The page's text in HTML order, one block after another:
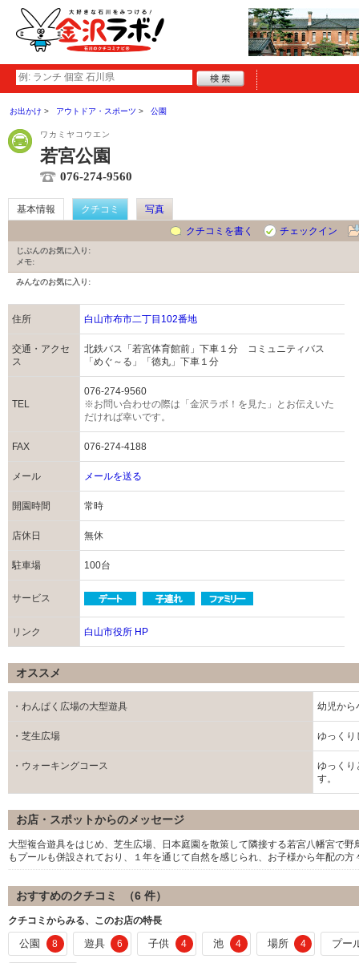
お出かけ アウトドア・スポーツ 公園
ワカミヤコウエン
若宮公園
076-274-9560
基本情報 クチコミ
写真
クチコミを書く
チェックイン
じぶんのお気に入り:
メモ:
みんなのお気に入り:
住所 白山市布市二丁目102番地
交通・アクセ
ス
北鉄バス「若宮体育館前」下車１分 コミュニティバス
「めぐ～る」「徳丸」下車１分
TEL
076-274-9560
※お問い合わせの際は「金沢ラボ！を見た」とお伝えいた
だければ幸いです。
FAX 076-274-4188
メール メールを送る
開園時間 常時
店休日 無休
駐車場 100台
サービス
リンク 白山市役所 HP
オススメ
・わんぱく広場の大型遊具 幼児から
・芝生広場 ゆっくり
・ウォーキングコース
ゆっくり
す。
お店・スポットからのメッセージ
大型複合遊具をはじめ、芝生広場、日本庭園を散策して隣接する若宮八幡宮で
もプールも併設されており、１年を通じて自然を感じられ、お子様から年配の
おすすめのクチコミ （6 件）
クチコミからみる、このお店の特長
公園 8 遊具 6 子供 4 池 4 場所 4 プー